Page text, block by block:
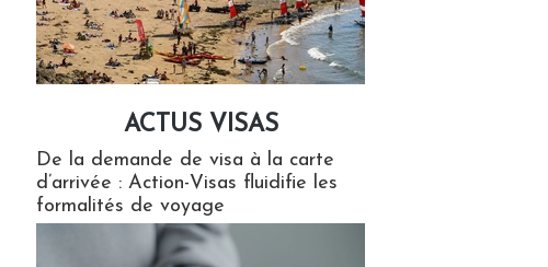
ACTUS VISAS
De la demande de visa à la carte
d’arrivée : Action-Visas fluidifie les
formalités de voyage